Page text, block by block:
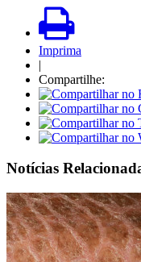
Imprima
|
Compartilhe:
Notícias